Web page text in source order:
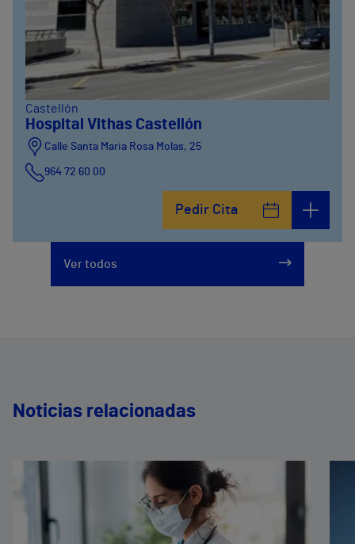
Castellón
Hospital Vithas Castellón
Calle Santa Maria Rosa Molas, 25
964 72 60 00
Pedir Cita
Ver todos
Noticias relacionadas